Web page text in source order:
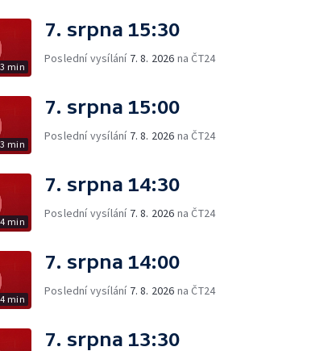
3 min
7. srpna 15:30
Poslední vysílání 7. 8. 2026 na ČT24
3 min
7. srpna 15:00
Poslední vysílání 7. 8. 2026 na ČT24
4 min
7. srpna 14:30
Poslední vysílání 7. 8. 2026 na ČT24
4 min
7. srpna 14:00
Poslední vysílání 7. 8. 2026 na ČT24
7. srpna 13:30